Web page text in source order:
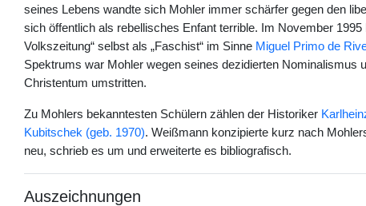
seines Lebens wandte sich Mohler immer schärfer gegen den
sich öffentlich als rebellisches Enfant terrible. Im November
Volkszeitung“ selbst als „Faschist“ im Sinne Miguel Primo de
Spektrums war Mohler wegen seines dezidierten Nominalismus
Christentum umstritten.
Zu Mohlers bekanntesten Schülern zählen der Historiker
Kubitschek (geb. 1970). Weißmann konzipierte kurz nach
neu, schrieb es um und erweiterte es bibliografisch.
Auszeichnungen